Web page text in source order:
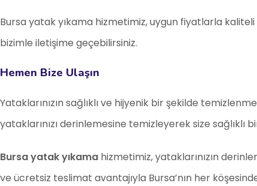
Bursa yatak yıkama hizmetimiz, uygun fiyatlarla
bizimle iletişime geçebilirsiniz.
Hemen Bize Ulaşın
Yataklarınızın sağlıklı ve hijyenik bir şekilde
yataklarınızı derinlemesine temizleyerek size sağlıklı
Bursa yatak yıkama hizmetimiz, yataklarınızın
ve ücretsiz teslimat avantajıyla Bursa’nın her